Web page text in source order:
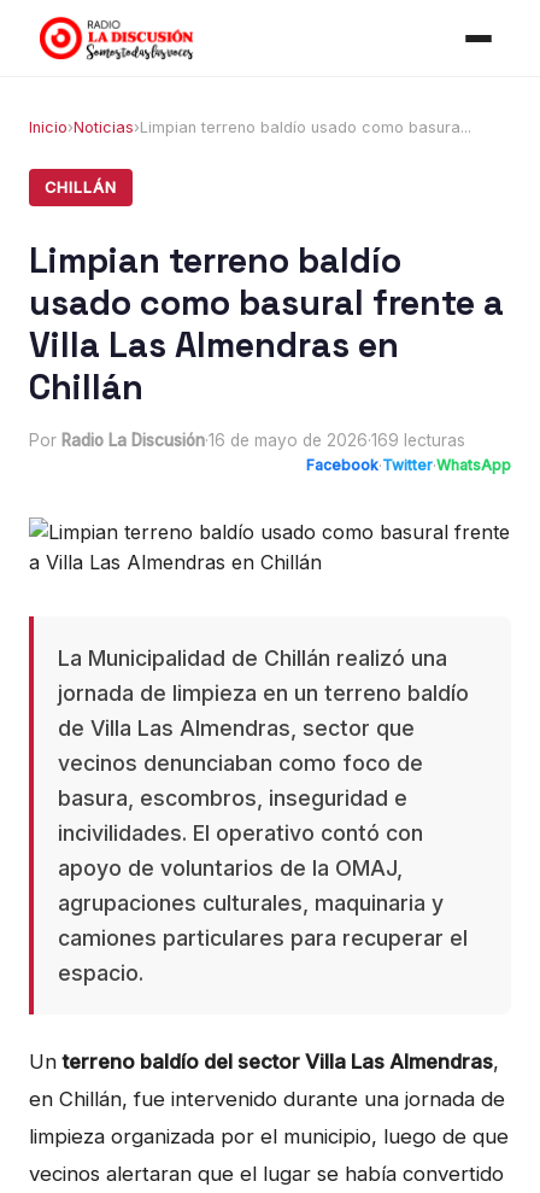
Inicio›Noticias›Limpian terreno baldío usado como basura...
CHILLÁN
Limpian terreno baldío
usado como basural frente a
Villa Las Almendras en
Chillán
Por Radio La Discusión·16 de mayo de 2026·169 lecturas
Facebook·Twitter·WhatsApp
La Municipalidad de Chillán realizó una
jornada de limpieza en un terreno baldío
de Villa Las Almendras, sector que
vecinos denunciaban como foco de
basura, escombros, inseguridad e
incivilidades. El operativo contó con
apoyo de voluntarios de la OMAJ,
agrupaciones culturales, maquinaria y
camiones particulares para recuperar el
espacio.
Unterreno baldío del sector Villa Las Almendras,
en Chillán, fue intervenido durante una jornada de
limpieza organizada por el municipio, luego de que
vecinos alertaran que el lugar se había convertido